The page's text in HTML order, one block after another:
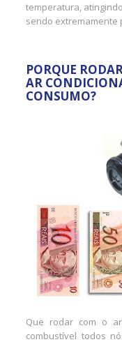
temperatura,
sendo extremamente
PORQUE
AR
CONSUMO?
Que rodar com o
combustível todos